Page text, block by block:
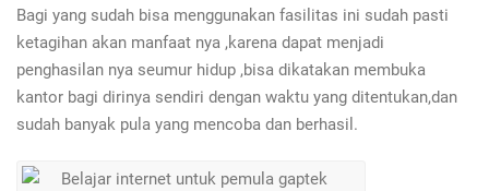
Bagi yang sudah bisa menggunakan fasilitas ini sudah pasti
ketagihan akan manfaat nya ,karena dapat menjadi
penghasilan nya seumur hidup ,bisa dikatakan membuka
kantor bagi dirinya sendiri dengan waktu yang ditentukan,dan
sudah banyak pula yang mencoba dan berhasil.